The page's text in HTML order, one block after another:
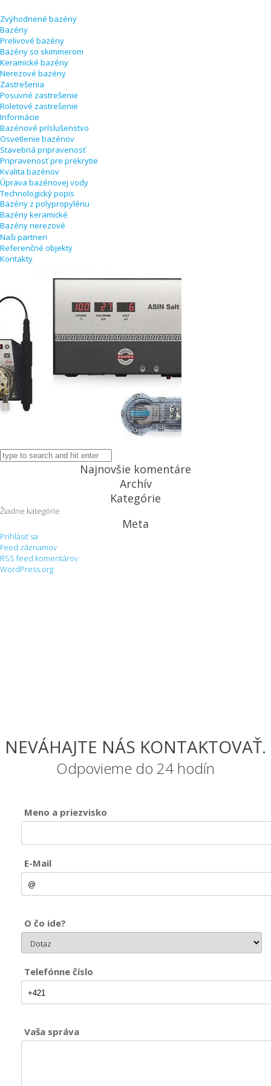
Zvýhodnené bazény
Bazény
Prelivové bazény
Bazény so skimmerom
Keramické bazény
Nerezové bazény
Zastrešenia
Posuvné zastrešenie
Roletové zastrešenie
Informácie
Bazénové príslušenstvo
Osvetlenie bazénov
Stavebná pripravenosť
Pripravenosť pre prekrytie
Kvalita bazénov
Úprava bazénovej vody
Technologický popis
Bazény z polypropylénu
Bazény keramické
Bazény nerezové
Naši partneri
Referenčné objekty
Kontakty
Najnovšie komentáre
Archív
Kategórie
Žiadne kategórie
Meta
Prihlásiť sa
Feed záznamov
RSS feed komentárov
WordPress.org
NEVÁHAJTE NÁS KONTAKTOVAŤ.
Odpovieme do 24 hodín
Meno a priezvisko
E-Mail
O čo ide?
Telefónne číslo
Vaša správa